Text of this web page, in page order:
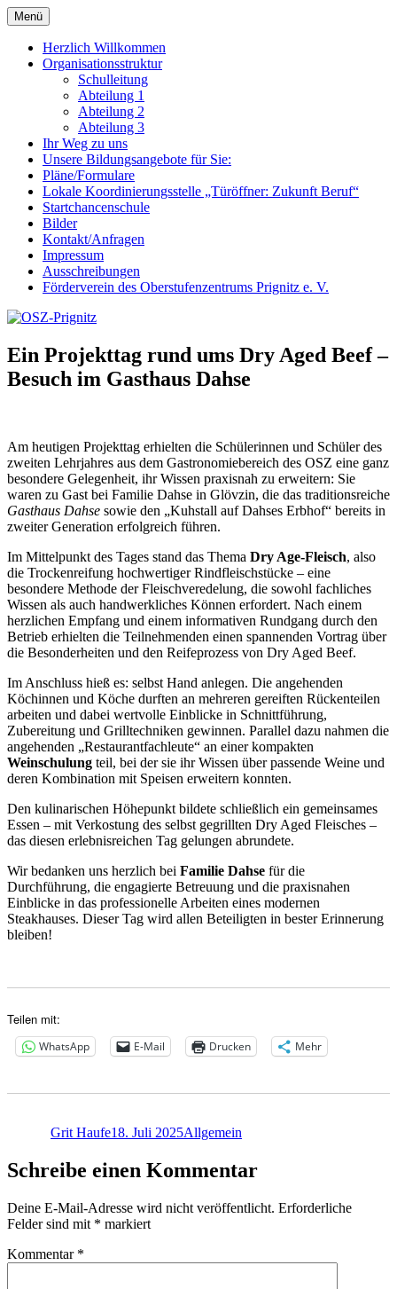
Zum
Inhalt
springen
OSZ-Prignitz
Oberstufenzentrum des Landkreises Prignitz
Menü
Herzlich Willkommen
Organisationsstruktur
Schulleitung
Abteilung 1
Abteilung 2
Abteilung 3
Ihr Weg zu uns
Unsere Bildungsangebote für Sie:
Pläne/Formulare
Lokale Koordinierungsstelle „Türöffner: Zukunft Beruf“
Startchancenschule
Bilder
Kontakt/Anfragen
Impressum
Ausschreibungen
Förderverein des Oberstufenzentrums Prignitz e. V.
Ein Projekttag rund ums Dry Aged Beef –
Besuch im Gasthaus Dahse
Am heutigen Projekttag erhielten die Schülerinnen und Schüler des
zweiten Lehrjahres aus dem Gastronomiebereich des OSZ eine ganz
besondere Gelegenheit, ihr Wissen praxisnah zu erweitern: Sie
waren zu Gast bei Familie Dahse in Glövzin, die das traditionsreiche
Gasthaus Dahse sowie den „Kuhstall auf Dahses Erbhof“ bereits in
zweiter Generation erfolgreich führen.
Im Mittelpunkt des Tages stand das Thema Dry Age-Fleisch, also
die Trockenreifung hochwertiger Rindfleischstücke – eine
besondere Methode der Fleischveredelung, die sowohl fachliches
Wissen als auch handwerkliches Können erfordert. Nach einem
herzlichen Empfang und einem informativen Rundgang durch den
Betrieb erhielten die Teilnehmenden einen spannenden Vortrag über
die Besonderheiten und den Reifeprozess von Dry Aged Beef.
Im Anschluss hieß es: selbst Hand anlegen. Die angehenden
Köchinnen und Köche durften an mehreren gereiften Rückenteilen
arbeiten und dabei wertvolle Einblicke in Schnittführung,
Zubereitung und Grilltechniken gewinnen. Parallel dazu nahmen die
angehenden „Restaurantfachleute“ an einer kompakten
Weinschulung teil, bei der sie ihr Wissen über passende Weine und
deren Kombination mit Speisen erweitern konnten.
Den kulinarischen Höhepunkt bildete schließlich ein gemeinsames
Essen – mit Verkostung des selbst gegrillten Dry Aged Fleisches –
das diesen erlebnisreichen Tag gelungen abrundete.
Wir bedanken uns herzlich bei Familie Dahse für die
Durchführung, die engagierte Betreuung und die praxisnahen
Einblicke in das professionelle Arbeiten eines modernen
Steakhauses. Dieser Tag wird allen Beteiligten in bester Erinnerung
bleiben!
Teilen mit:
WhatsApp E-Mail Drucken Mehr
Grit Haufe18. Juli 2025Allgemein
Schreibe einen Kommentar
Deine E-Mail-Adresse wird nicht veröffentlicht. Erforderliche
Felder sind mit * markiert
Kommentar *